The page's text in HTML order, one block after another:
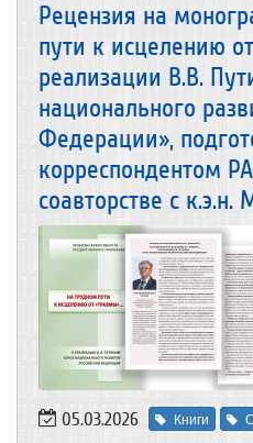
Рецензия на
пути к исцелению
реализации В.В.
национального
Федерации»,
корреспондентом
соавторстве с
05.03.2026 Книги